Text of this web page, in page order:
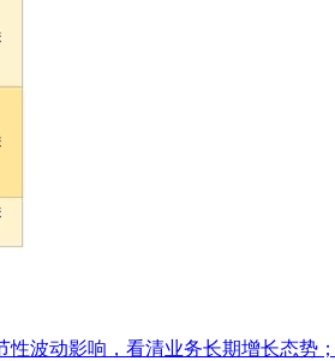
波动影响，看清业务长期增长态势